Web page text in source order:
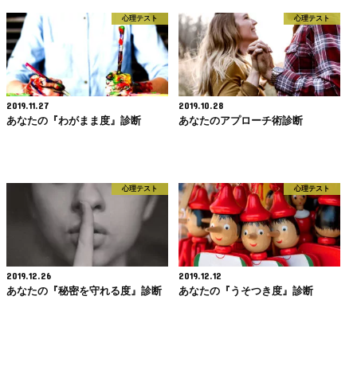
心理テスト
2019.11.27
あなたの『わがまま度』診断
心理テスト
2019.10.28
あなたのアプローチ術診断
心理テスト
2019.12.26
あなたの『秘密を守れる度』診断
心理テスト
2019.12.12
あなたの『うそつき度』診断